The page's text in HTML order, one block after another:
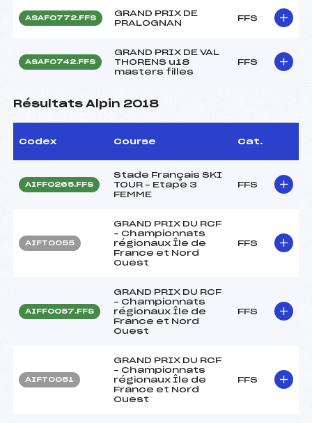
ASAF0772.FFS
GRAND PRIX DE
PRALOGNAN
FFS
ASAF0742.FFS
GRAND PRIX DE VAL
THORENS u18
masters filles
FFS
Résultats Alpin 2018
Codex Course Cat.
AIFF0265.FFS
Stade Français SKI
TOUR – Etape 3
FEMME
FFS
AIFT0055
GRAND PRIX DU RCF
– Championnats
régionaux Île de
France et Nord
Ouest
FFS
AIFF0057.FFS
GRAND PRIX DU RCF
– Championnats
régionaux Île de
France et Nord
Ouest
FFS
AIFT0051
GRAND PRIX DU RCF
– Championnats
régionaux Île de
France et Nord
Ouest
FFS